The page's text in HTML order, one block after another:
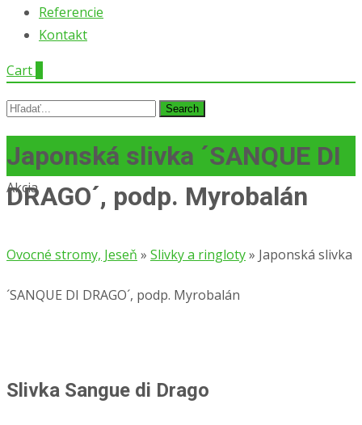
Referencie
Kontakt
Cart
Search
Japonská slivka ´SANQUE DI
DRAGO´, podp. Myrobalán
Ovocné stromy, Jeseň » Slivky a ringloty» Japonská slivka
´SANQUE DI DRAGO´, podp. Myrobalán
Akcia
Slivka Sangue di Drago